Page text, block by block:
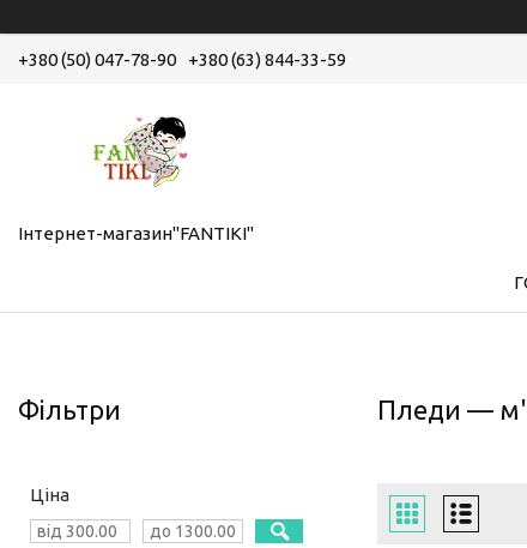
+380 (50) 047-78-90 +380 (63) 844-33-59
Інтернет-магазин"FANTIKI"
Пледи —
Фільтри
Ціна